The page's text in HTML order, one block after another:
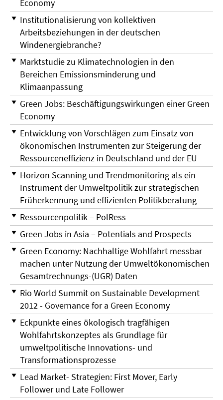
Economy
Institutionalisierung von kollektiven
Arbeitsbeziehungen in der deutschen
Windenergiebranche?
Marktstudie zu Klimatechnologien in den
Bereichen Emissionsminderung und
Klimaanpassung
Green Jobs: Beschäftigungswirkungen einer Green
Economy
Entwicklung von Vorschlägen zum Einsatz von
ökonomischen Instrumenten zur Steigerung der
Ressourceneffizienz in Deutschland und der EU
Horizon Scanning und Trendmonitoring als ein
Instrument der Umweltpolitik zur strategischen
Früherkennung und effizienten Politikberatung
Ressourcenpolitik – PolRess
Green Jobs in Asia – Potentials and Prospects
Green Economy: Nachhaltige Wohlfahrt messbar
machen unter Nutzung der Umweltökonomischen
Gesamtrechnungs-(UGR) Daten
Rio World Summit on Sustainable Development
2012 - Governance for a Green Economy
Eckpunkte eines ökologisch tragfähigen
Wohlfahrtskonzeptes als Grundlage für
umweltpolitische Innovations- und
Transformationsprozesse
Lead Market- Strategien: First Mover, Early
Follower und Late Follower